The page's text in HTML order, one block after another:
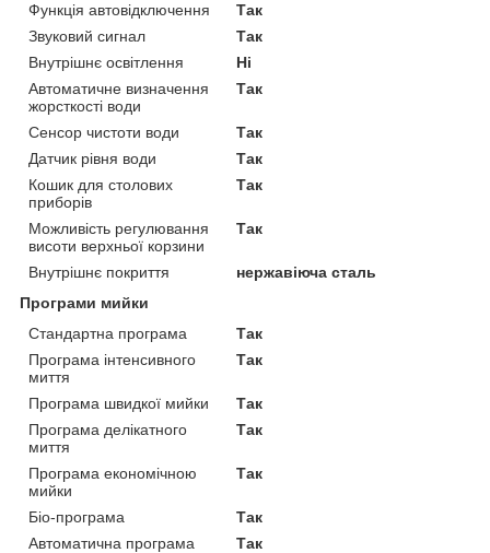
Функція автовідключення
Так
Звуковий сигнал
Так
Внутрішнє освітлення
Ні
Автоматичне визначення
жорсткості води
Так
Сенсор чистоти води
Так
Датчик рівня води
Так
Кошик для столових
приборів
Так
Можливість регулювання
висоти верхньої корзини
Так
Внутрішнє покриття
нержавіюча сталь
Програми мийки
Стандартна програма
Так
Програма інтенсивного
миття
Так
Програма швидкої мийки
Так
Програма делікатного
миття
Так
Програма економічною
мийки
Так
Біо-програма
Так
Автоматична програма
Так